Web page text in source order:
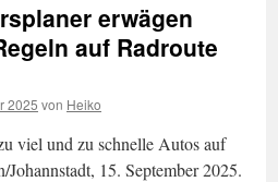
erwägen
auf Radroute
2025 von Heiko
viel und zu schnelle Autos auf
Johannstadt, 15. September 2025.